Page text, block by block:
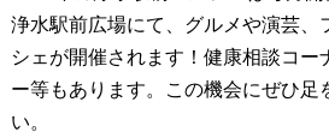
浄水駅前広場にて、グルメや演芸、
シェが開催されます！健康相談コー
ー等もあります。この機会にぜひ足
い。